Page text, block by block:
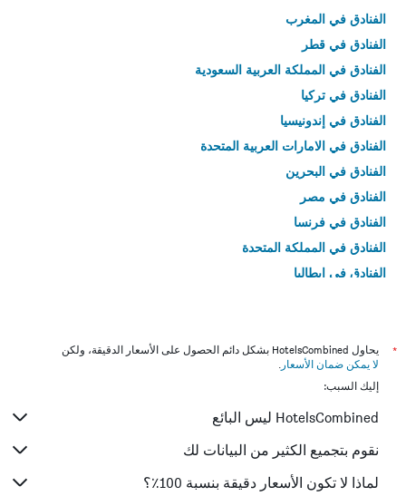
الفنادق في المغرب
الفنادق في قطر
الفنادق في المملكة العربية السعودية
الفنادق في تركيا
الفنادق في إندونيسيا
الفنادق في الامارات العربية المتحدة
الفنادق في البحرين
الفنادق في مصر
الفنادق في فرنسا
الفنادق في المملكة المتحدة
الفنادق في إيطاليا
*
يحاول HotelsCombined بشكل دائم الحصول على الأسعار الدقيقة، ولكن
لا يمكن ضمان الأسعار .
إليك السبب:
HotelsCombined ليس البائع
نقوم بتجميع الكثير من البيانات لك
لماذا لا تكون الأسعار دقيقة بنسبة 100٪؟